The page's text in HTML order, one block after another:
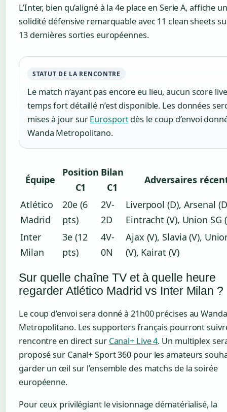
L’Inter, bien qu’aligné à la 4e place en Serie A, affiche
solidité défensive remarquable avec 11 clean sheets
13 dernières sorties européennes.
STATUT DE LA RENCONTRE
Le match n’ayant pas encore eu lieu, aucun score
temps fort détaillé n’est disponible. Les données
mises à jour surEurosportdès le coup d’envoi
Wanda Metropolitano.
Équipe
Position
C1
Bilan
C1
Adversaires
Atlético
Madrid
20e (6
pts)
2V-
2D
Liverpool (D), Arsenal
Eintracht (V), Union SG
Inter
Milan
3e (12
pts)
4V-
0N
Ajax (V), Slavia (V),
(V), Kairat (V)
Sur quelle chaîne TV et à quelle heure
regarder Atlético Madrid vs Inter Milan ?
Le coup d’envoi sera donné à 21h00 précises au Wanda
Metropolitano. Les supporters français pourront
rencontre en direct sur Canal+ Live 4. Un multiplex
proposé sur Canal+ Sport 360 pour les amateurs
garder un œil sur l’ensemble des matchs de la soirée
européenne.
Pour ceux privilégiant le visionnage dématérialisé, la